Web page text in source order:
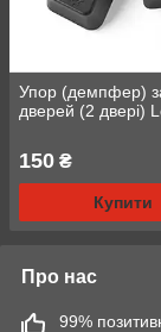
Упор (демпфер)
дверей (2 двері)
150 ₴
Купити
Про нас
99%